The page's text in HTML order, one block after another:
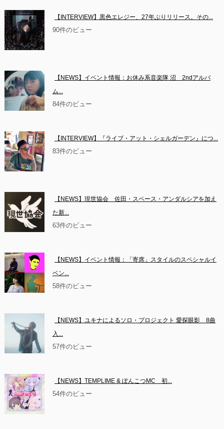
【INTERVIEW】黒色エレジー、27年ぶりリリース。その...
90件のビュー
【NEWS】イベント情報：お休み系音楽隊 沼　2ndアルバ
ム...
84件のビュー
【INTERVIEW】『ライブ・アット・シェルガーデン』につ...
83件のビュー
【NEWS】現世協会　佐田・スペース・アンダルシアを加え
た新...
63件のビュー
【NEWS】イベント情報：「寄席」スタイルのスペシャルイ
ベン...
58件のビュー
【NEWS】ユキナによるソロ・プロジェクト 愛探眼影　8曲
入...
57件のビュー
【NEWS】TEMPLIME & ぽんこつMC　初...
54件のビュー